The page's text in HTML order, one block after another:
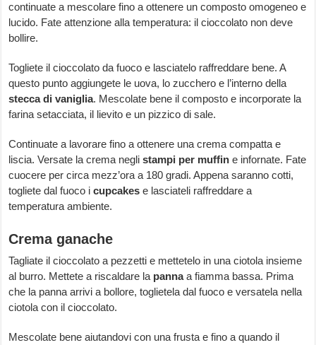
continuate a mescolare fino a ottenere un composto omogeneo e
lucido. Fate attenzione alla temperatura: il cioccolato non deve
bollire.
Togliete il cioccolato da fuoco e lasciatelo raffreddare bene. A
questo punto aggiungete le uova, lo zucchero e l’interno della
stecca di vaniglia. Mescolate bene il composto e incorporate la
farina setacciata, il lievito e un pizzico di sale.
Continuate a lavorare fino a ottenere una crema compatta e
liscia. Versate la crema neglistampi per muffin e infornate. Fate
cuocere per circa mezz’ora a 180 gradi. Appena saranno cotti,
togliete dal fuoco i cupcakes e lasciateli raffreddare a
temperatura ambiente.
Crema ganache
Tagliate il cioccolato a pezzetti e mettetelo in una ciotola insieme
al burro. Mettete a riscaldare la pannaa fiamma bassa. Prima
che la panna arrivi a bollore, toglietela dal fuoco e versatela nella
ciotola con il cioccolato.
Mescolate bene aiutandovi con una frusta e fino a quando il